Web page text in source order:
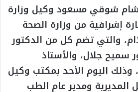
شوقي مسعود وكيل وزارة
إشرافية من وزارة الصحة
والتي تضم كل من الدكتور
سميح جلال، والأستاذ
وذلك اليوم الأحد بمكتب وكيل
المديرية ومدير عام الطب